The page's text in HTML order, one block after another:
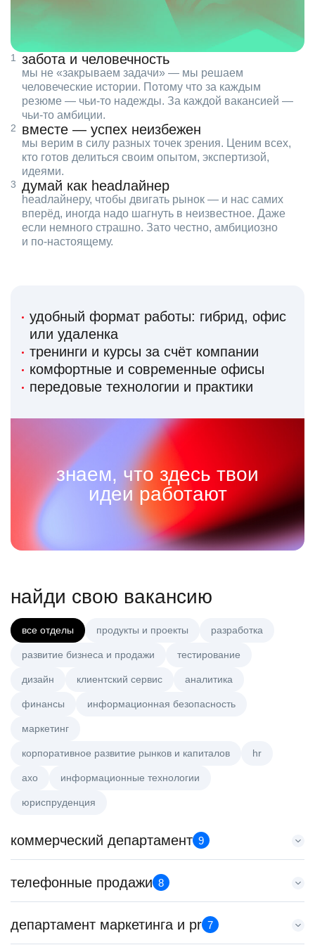
забота и человечность
мы не «закрываем задачи» — мы решаем
человеческие истории. Потому что за каждым
резюме — чьи‑то надежды. За каждой вакансией —
чьи‑то амбиции.
вместе — успех неизбежен
мы верим в силу разных точек зрения. Ценим всех,
кто готов делиться своим опытом, экспертизой,
идеями.
думай как headлайнер
headлайнеру, чтобы двигать рынок — и нас самих
вперёд, иногда надо шагнуть в неизвестное. Даже
если немного страшно. Зато честно, амбициозно
и по‑настоящему.
удобный формат работы: гибрид, офис
или удаленка
тренинги и курсы за счёт компании
комфортные и современные офисы
передовые технологии и практики
знаем, что здесь твои
идеи работают
найди свою вакансию
все отделы продукты и проекты разработка
развитие бизнеса и продажи тестирование
дизайн клиентский сервис аналитика
финансы информационная безопасность
маркетинг
корпоративное развитие рынков и капиталов hr
axo информационные технологии
юриспруденция
коммерческий департамент 9
Менеджер по работе с ключевыми клиентами (КАМ)
HeadHunter::Коммерческий департамент
з/п не указана
телефонные продажи 8
HeadHunter::Телефонные продажи
департамент маркетинга и pr 7